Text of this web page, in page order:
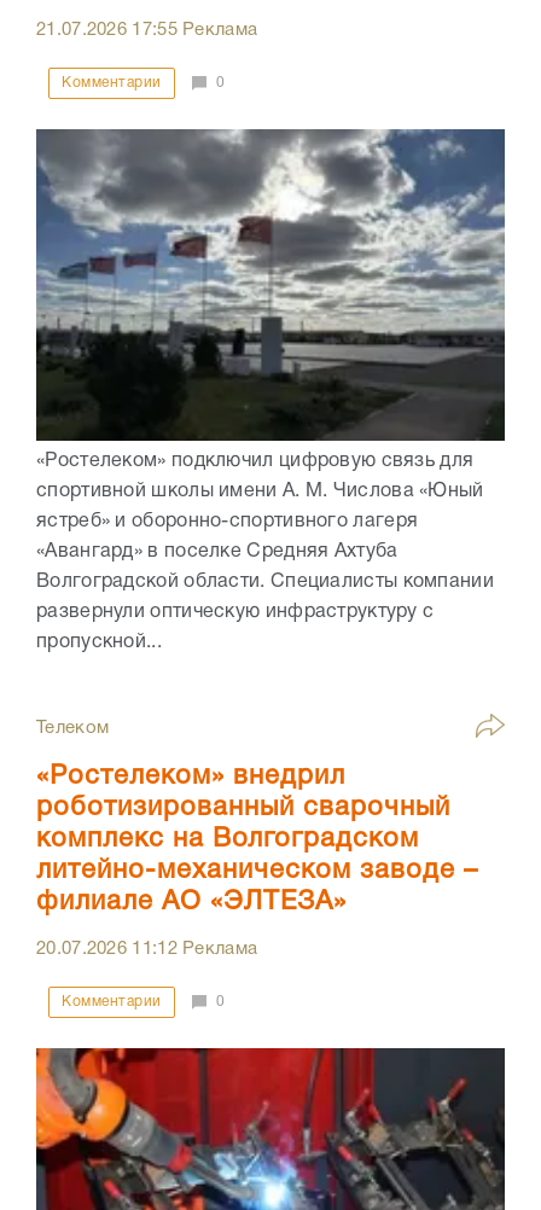
21.07.2026 17:55Реклама
Комментарии 0
«Ростелеком» подключил цифровую связь для
спортивной школы имени А. М. Числова «Юный
ястреб» и оборонно-спортивного лагеря
«Авангард» в поселке Средняя Ахтуба
Волгоградской области. Специалисты компании
развернули оптическую инфраструктуру с
пропускной...
Телеком
«Ростелеком» внедрил
роботизированный сварочный
комплекс на Волгоградском
литейно-механическом заводе –
филиале АО «ЭЛТЕЗА»
20.07.2026 11:12Реклама
Комментарии 0